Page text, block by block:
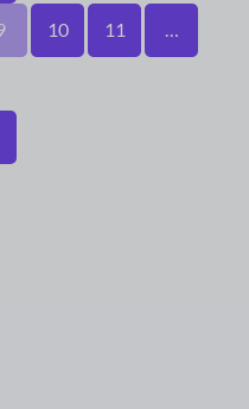
10 11 …